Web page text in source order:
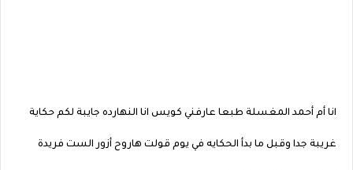
انا أم أحمد المغسلة طبعا عارفني كويس انا النهارده جايبة لكم حكاية
غريبة جدا وقبل ما بدأ الحكايه في يوم قولت هاروح أزور الست فريدة